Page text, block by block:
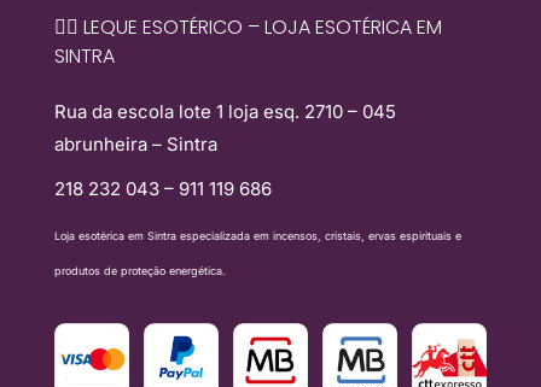
🧙‍♀️ LEQUE ESOTÉRICO – LOJA ESOTÉRICA EM
SINTRA
Rua da escola lote 1 loja esq. 2710 – 045
abrunheira – Sintra
218 232 043 – 911 119 686
Loja esotérica em Sintra especializada em incensos, cristais, ervas espirituais e
produtos de proteção energética.